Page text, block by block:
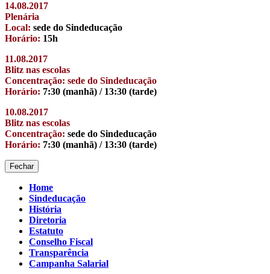
14.08.2017
Plenária
Local: sede do Sindeducação
Horário: 15h
11.08.2017
Blitz nas escolas
Concentração: sede do Sindeducação
Horário: 7:30 (manhã) / 13:30 (tarde)
10.08.2017
Blitz nas escolas
Concentração: sede do Sindeducação
Horário: 7:30 (manhã) / 13:30 (tarde)
Fechar
Home
Sindeducação
História
Diretoria
Estatuto
Conselho Fiscal
Transparência
Campanha Salarial